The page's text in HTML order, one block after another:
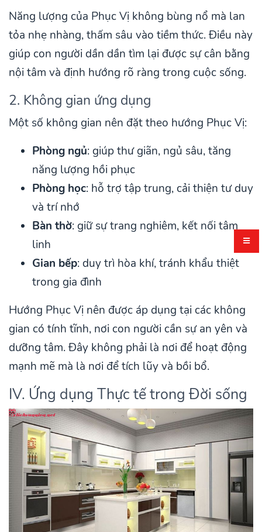
Năng lượng của Phục Vị không bùng nổ mà lan
tỏa nhẹ nhàng, thấm sâu vào tiềm thức. Điều này
giúp con người dần dần tìm lại được sự cân bằng
nội tâm và định hướng rõ ràng trong cuộc sống.
2. Không gian ứng dụng
Một số không gian nên đặt theo hướng Phục Vị:
Phòng ngủ: giúp thư giãn, ngủ sâu, tăng
năng lượng hồi phục
Phòng học: hỗ trợ tập trung, cải thiện tư duy
và trí nhớ
Bàn thờ: giữ sự trang nghiêm, kết nối tâm
linh
Gian bếp: duy trì hòa khí, tránh khẩu thiệt
trong gia đình
Hướng Phục Vị nên được áp dụng tại các không
gian có tính tĩnh, nơi con người cần sự an yên và
dưỡng tâm. Đây không phải là nơi để hoạt động
mạnh mẽ mà là nơi để tích lũy và bồi bổ.
IV. Ứng dụng Thực tế trong Đời sống